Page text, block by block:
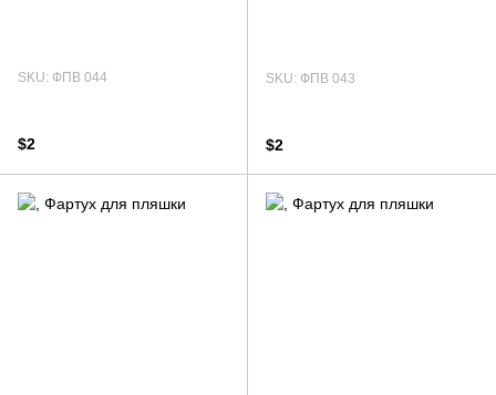
SKU: ФПВ 044
$2
SKU: ФПВ 043
$2